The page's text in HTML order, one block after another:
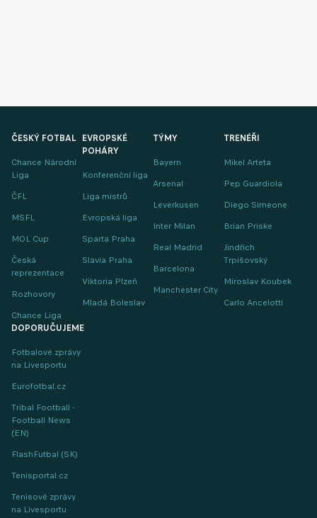
ČESKÝ FOTBAL
Chance Národní
Liga
ČFL
MSFL
MOL Cup
Česká
reprezentace
Rozhovory
Chance Liga
EVROPSKÉ
POHÁRY
Konferenční liga
Liga mistrů
Evropská liga
Sparta Praha
Slavia Praha
Viktoria Plzeň
Mladá Boleslav
TÝMY
Bayern
Arsenal
Leverkusen
Inter Milan
Real Madrid
Barcelona
Manchester City
TRENÉŘI
Mikel Arteta
Pep Guardiola
Diego Simeone
Brian Priske
Jindřich
Trpišovský
Miroslav Koubek
Carlo Ancelotti
DOPORUČUJEME
Fotbalové zprávy
na Livesportu
Eurofotbal.cz
Tribal Football -
Football News
(EN)
FlashFutbal (SK)
Tenisportal.cz
Tenisové zprávy
na Livesportu